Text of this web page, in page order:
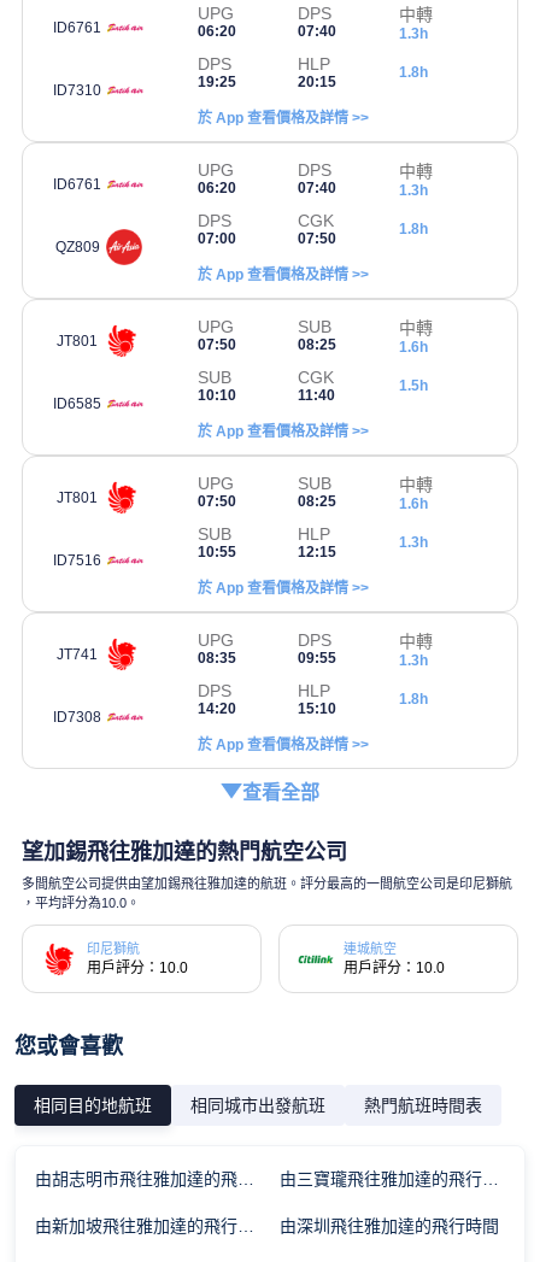
ID6761
UPG
06:20
DPS
07:40
中轉
1.3h
ID7310
DPS
19:25
HLP
20:15
1.8h
於 App 查看價格及詳情 >>
ID6761
UPG
06:20
DPS
07:40
中轉
1.3h
QZ809
DPS
07:00
CGK
07:50
1.8h
於 App 查看價格及詳情 >>
JT801
UPG
07:50
SUB
08:25
中轉
1.6h
ID6585
SUB
10:10
CGK
11:40
1.5h
於 App 查看價格及詳情 >>
JT801
UPG
07:50
SUB
08:25
中轉
1.6h
ID7516
SUB
10:55
HLP
12:15
1.3h
於 App 查看價格及詳情 >>
JT741
UPG
08:35
DPS
09:55
中轉
1.3h
ID7308
DPS
14:20
HLP
15:10
1.8h
於 App 查看價格及詳情 >>
查看全部
望加錫飛往雅加達的熱門航空公司
多間航空公司提供由望加錫飛往雅加達的航班。評分最高的一間航空公司是印尼獅航
，平均評分為10.0。
印尼獅航
用戶評分：10.0
連城航空
用戶評分：10.0
您或會喜歡
相同目的地航班 相同城市出發航班 熱門航班時間表
由深圳飛往雅加達的飛行時間